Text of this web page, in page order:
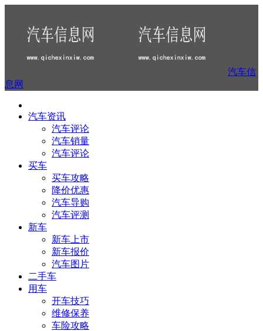
汽车信
息网
汽车资讯
汽车评论
汽车销量
汽车评论
买车
买车攻略
降价优惠
汽车导购
汽车评测
新车
新车上市
新车报价
汽车图片
二手车
用车
开车技巧
维修保养
车险攻略